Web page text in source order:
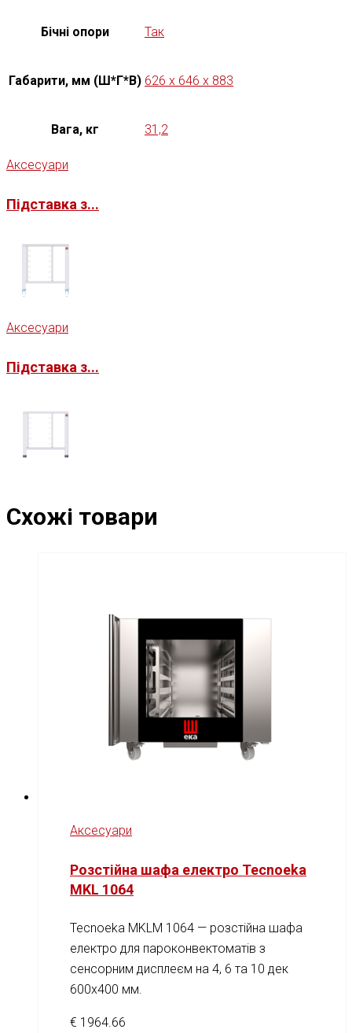
Бічні опори Так
Габарити, мм (Ш*Г*В) 626 x 646 x 883
Вага, кг 31,2
Аксесуари
Підставка з...
Аксесуари
Підставка з...
Схожі товари
Аксесуари
Розстійна шафа електро Tecnoeka
MKL 1064
Tecnoeka MKLM 1064 — розстійна шафа
електро для пароконвектоматів з
сенсорним дисплеєм на 4, 6 та 10 дек
600x400 мм.
€ 1964.66